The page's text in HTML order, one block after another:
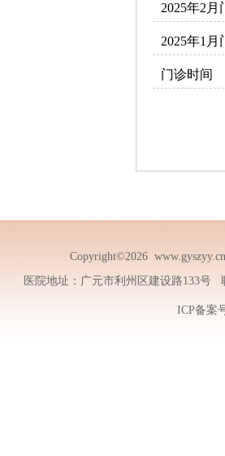
2025年2
2025年1
门诊时间
Copyright©2026
医院地址：广元市利州区建设路133号
ICP备案